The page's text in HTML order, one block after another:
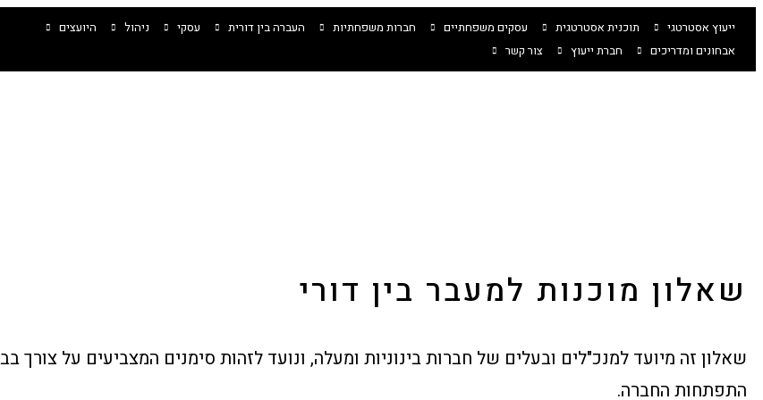
ייעוץ אסטרטגי ‏תוכנית אסטרטגית עסקים משפחתיים חברות משפחתיות העברה בין דורית עסקי ניהול
היועצים
אבחונים ומדריכים
חברת ייעוץ צור קשר
שאלון מוכנות למעבר בין דורי
שאלון זה מיועד למנכ"לים ובעלים של חברות בינוניות ומעלה, ונועד לזהות סימנים המצביעים על
התפתחות החברה.